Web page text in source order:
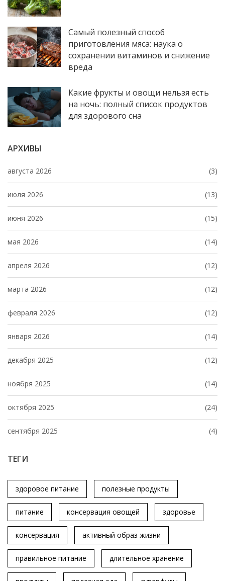
Самый полезный способ
приготовления мяса: наука о
сохранении витаминов и снижение
вреда
Какие фрукты и овощи нельзя есть
на ночь: полный список продуктов
для здорового сна
АРХИВЫ
августа 2026 (3)
июля 2026 (13)
июня 2026 (15)
мая 2026 (14)
апреля 2026 (12)
марта 2026 (12)
февраля 2026 (12)
января 2026 (14)
декабря 2025 (12)
ноября 2025 (14)
октября 2025 (24)
сентября 2025 (4)
ТЕГИ
здоровое питание полезные продукты
питание консервация овощей здоровье
консервация активный образ жизни
правильное питание длительное хранение